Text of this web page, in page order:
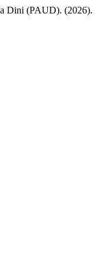
Dini (PAUD). (2026).